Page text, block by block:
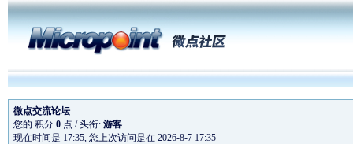
微点交流论坛
您的 积分 0 点 / 头衔: 游客
现在时间是 17:35, 您上次访问是在 2026-8-7 17:35